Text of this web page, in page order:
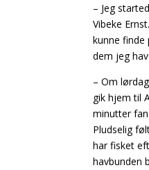
– Jeg
Vibeke
kunne finde
dem jeg
– Om
gik hjem til
minutter
Pludselig
har fisket
havbunden